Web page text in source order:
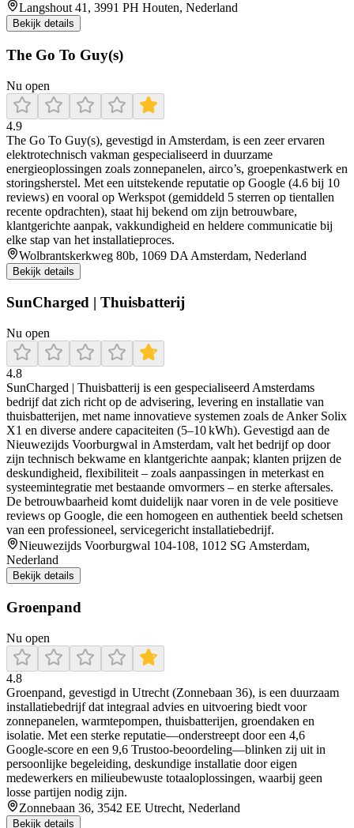
Langshout 41, 3991 PH Houten, Nederland
Bekijk details
The Go To Guy(s)
Nu open
4.9
The Go To Guy(s), gevestigd in Amsterdam, is een zeer ervaren
elektrotechnisch vakman gespecialiseerd in duurzame
energieoplossingen zoals zonnepanelen, airco’s, groepenkastwerk en
storingsherstel. Met een uitstekende reputatie op Google (4.6 bij 10
reviews) en vooral op Werkspot (gemiddeld 5 sterren op tientallen
recente opdrachten), staat hij bekend om zijn betrouwbare,
klantgerichte aanpak, vakkundigheid en heldere communicatie bij
elke stap van het installatieproces.
Wolbrantskerkweg 80b, 1069 DA Amsterdam, Nederland
Bekijk details
SunCharged | Thuisbatterij
Nu open
4.8
SunCharged | Thuisbatterij is een gespecialiseerd Amsterdams
bedrijf dat zich richt op de advisering, levering en installatie van
thuisbatterijen, met name innovatieve systemen zoals de Anker Solix
X1 en diverse andere capaciteiten (5–10 kWh). Gevestigd aan de
Nieuwezijds Voorburgwal in Amsterdam, valt het bedrijf op door
zijn technisch bekwame en klantgerichte aanpak; klanten prijzen de
deskundigheid, flexibiliteit – zoals aanpassingen in meterkast en
systeemintegratie met bestaande omvormers – en sterke aftersales.
De betrouwbaarheid komt duidelijk naar voren in de vele positieve
reviews op Google, die een homogeen en authentiek beeld schetsen
van een professioneel, servicegericht installatiebedrijf.
Nieuwezijds Voorburgwal 104-108, 1012 SG Amsterdam,
Nederland
Bekijk details
Groenpand
Nu open
4.8
Groenpand, gevestigd in Utrecht (Zonnebaan 36), is een duurzaam
installatiebedrijf dat integraal advies en uitvoering biedt voor
zonnepanelen, warmtepompen, thuisbatterijen, groendaken en
isolatie. Met een sterke reputatie—onderstreept door een 4,6
Google-score en een 9,6 Trustoo-beoordeling—blinken zij uit in
persoonlijke begeleiding, deskundige installatie door eigen
medewerkers en milieubewuste totaaloplossingen, waarbij geen
losse partijen nodig zijn.
Zonnebaan 36, 3542 EE Utrecht, Nederland
Bekijk details